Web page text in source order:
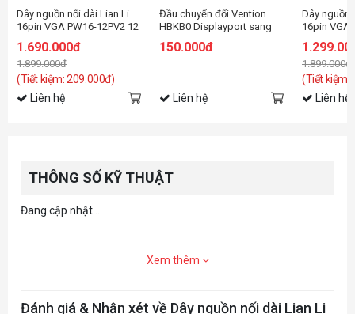
Dây nguồn nối dài Lian Li
16pin VGA PW16-12PV2 12
1.690.000đ
1.899.000đ
(Tiết kiệm: 209.000đ)
Liên hệ
Đầu chuyển đổi Vention
HBKB0 Displayport sang
150.000đ
Liên hệ
Dây nguồn
16pin VGA
1.899.000đ
(Tiết kiệm:
Liên hệ
THÔNG SỐ KỸ THUẬT
Đang cập nhật...
Xem thêm
Đánh giá & Nhận xét về Dây nguồn nối dài Lian Li